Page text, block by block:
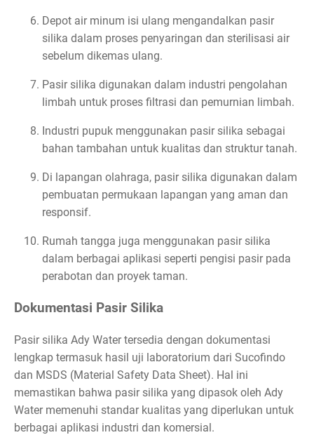
Depot air minum isi ulang mengandalkan pasir
silika dalam proses penyaringan dan sterilisasi air
sebelum dikemas ulang.
Pasir silika digunakan dalam industri pengolahan
limbah untuk proses filtrasi dan pemurnian limbah.
Industri pupuk menggunakan pasir silika sebagai
bahan tambahan untuk kualitas dan struktur tanah.
Di lapangan olahraga, pasir silika digunakan dalam
pembuatan permukaan lapangan yang aman dan
responsif.
Rumah tangga juga menggunakan pasir silika
dalam berbagai aplikasi seperti pengisi pasir pada
perabotan dan proyek taman.
Dokumentasi Pasir Silika
Pasir silika Ady Water tersedia dengan dokumentasi
lengkap termasuk hasil uji laboratorium dari Sucofindo
dan MSDS (Material Safety Data Sheet). Hal ini
memastikan bahwa pasir silika yang dipasok oleh Ady
Water memenuhi standar kualitas yang diperlukan untuk
berbagai aplikasi industri dan komersial.